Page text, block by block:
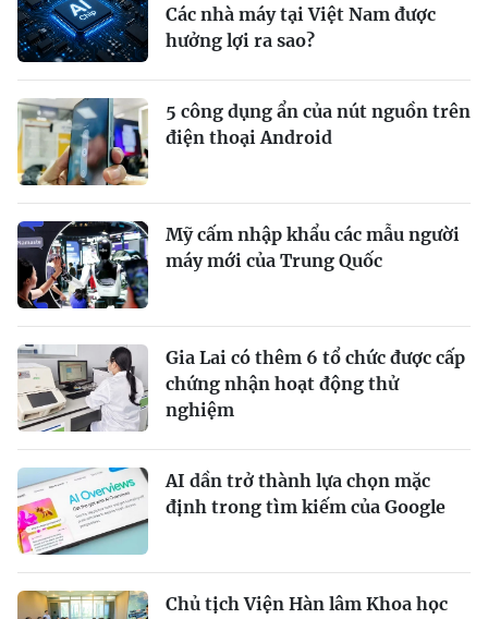
Các nhà máy tại Việt Nam được
hưởng lợi ra sao?
5 công dụng ẩn của nút nguồn trên
điện thoại Android
Mỹ cấm nhập khẩu các mẫu người
máy mới của Trung Quốc
Gia Lai có thêm 6 tổ chức được cấp
chứng nhận hoạt động thử
nghiệm
AI dần trở thành lựa chọn mặc
định trong tìm kiếm của Google
Chủ tịch Viện Hàn lâm Khoa học